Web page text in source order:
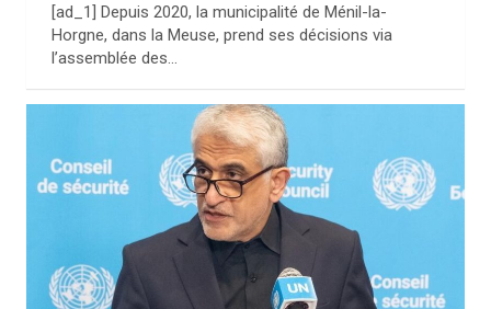
[ad_1] Depuis 2020, la municipalité de Ménil-la-
Horgne, dans la Meuse, prend ses décisions via
l’assemblée des…